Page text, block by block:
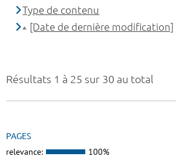
Résultats 1 à 25 sur 30 au total
PAGES
relevance: 100%
Type de contenu
[Date de dernière modification]